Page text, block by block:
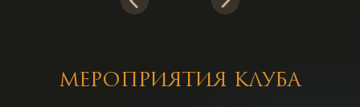
МЕРОПРИЯТИЯ КЛУБА